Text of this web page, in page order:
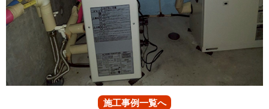
施工事例一覧へ